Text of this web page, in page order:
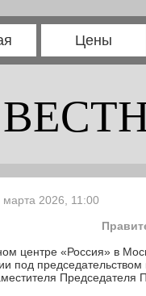
Цены
марта 2026, 11:00
центре «Россия» в
под
Председателя